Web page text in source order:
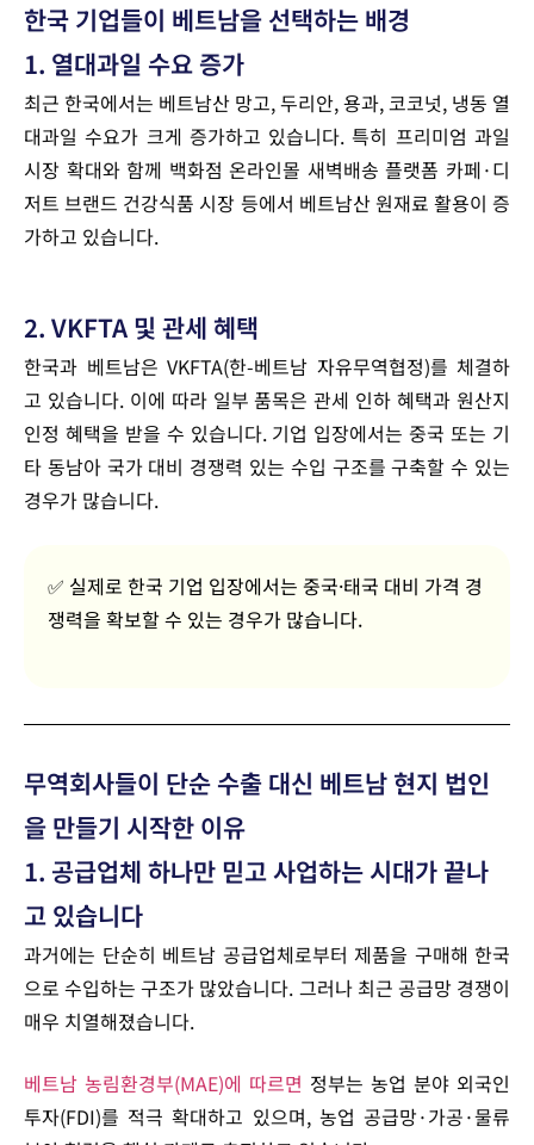
한국 기업들이 베트남을 선택하는 배경
1. 열대과일 수요 증가
최근 한국에서는 베트남산 망고, 두리안, 용과, 코코넛, 냉동 열
대과일 수요가 크게 증가하고 있습니다. 특히 프리미엄 과일
시장 확대와 함께 백화점 온라인몰 새벽배송 플랫폼 카페·디
저트 브랜드 건강식품 시장 등에서 베트남산 원재료 활용이 증
가하고 있습니다.
2. VKFTA 및 관세 혜택
한국과 베트남은 VKFTA(한-베트남 자유무역협정)를 체결하
고 있습니다. 이에 따라 일부 품목은 관세 인하 혜택과 원산지
인정 혜택을 받을 수 있습니다. 기업 입장에서는 중국 또는 기
타 동남아 국가 대비 경쟁력 있는 수입 구조를 구축할 수 있는
경우가 많습니다.
✅ 실제로 한국 기업 입장에서는 중국·태국 대비 가격 경
쟁력을 확보할 수 있는 경우가 많습니다.
무역회사들이 단순 수출 대신 베트남 현지 법인
을 만들기 시작한 이유
1. 공급업체 하나만 믿고 사업하는 시대가 끝나
고 있습니다
과거에는 단순히 베트남 공급업체로부터 제품을 구매해 한국
으로 수입하는 구조가 많았습니다. 그러나 최근 공급망 경쟁이
매우 치열해졌습니다.
베트남 농림환경부(MAE)에 따르면 정부는 농업 분야 외국인
투자(FDI)를 적극 확대하고 있으며, 농업 공급망·가공·물류